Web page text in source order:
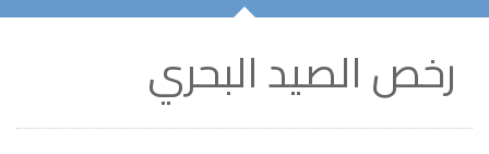
المكتبة الالكترونية
رخص الصيد البحري